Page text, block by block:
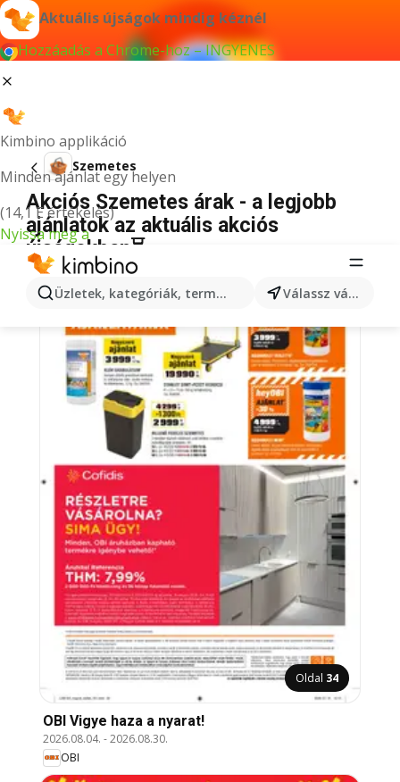
Aktuális újságok mindig kéznél
Hozzáadás a Chrome-hoz – INGYENES
Kimbino applikáció
Minden ajánlat egy helyen
(14,1 E értékelés)
Nyissa meg a
Üzletek, kategóriák, termékek keresése... Válassz várost
Szemetes
Akciós Szemetes árak - a legjobb
ajánlatok az aktuális akciós
újságokban⏳
Oldal 34
OBI Vigye haza a nyarat!
2026.08.04. -2026.08.30.
OBI